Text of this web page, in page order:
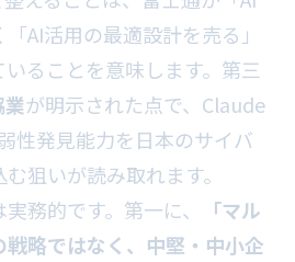
AI活用の最適設計を売る」
ることを意味します。第三
が明示された点で、Claude
性発見能力を日本のサイバ
狙いが読み取れます。
務的です。第一に、
「マル
略ではなく、中堅・中小企